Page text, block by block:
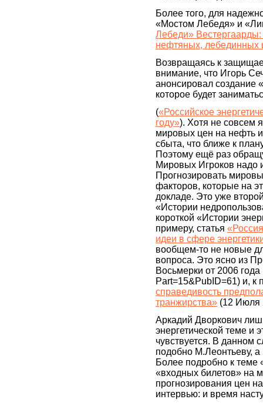
Более того, для
«Мостом Лебедя» и
Лебеди»
нефтяных, лебединных
Возвращаясь к
внимание, что Игорь
анонсировал создание
которое будет
(«Российское
году»). Хотя не совсем
мировых цен на нефть
сбыта, что ближе к
Поэтому ещё раз
Мировых Игроков надо
Прогнозировать
факторов, которые на
докладе. Это уже
«Истории
короткой «Истории
примеру, статья
идеи в сфере
вообщем-то не новые
вопроса. Это ясно из
Восьмерки от 2006
Part=15&PubID=61) и, к
справедивость
транжирства» (12 Июля
Аркадий Дворкович
энергетической теме и
чувствуется. В данном
подобно М.Леонтьеву, а
Более подробно к теме
«входных билетов» на
прогнозирования цен
интервью: и время